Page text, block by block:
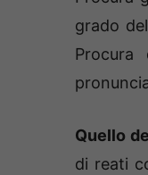
grado
Quello
di reati